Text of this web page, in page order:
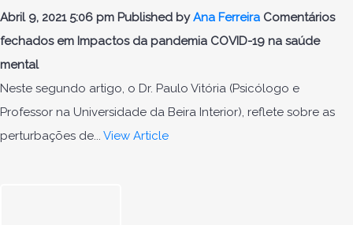
Abril 9, 2021 5:06 pm Published byAna Ferreira Comentários
fechadosem Impactos da pandemia COVID-19 na saúde
mental
Neste segundo artigo, o Dr. Paulo Vitória (Psicólogo e
Professor na Universidade da Beira Interior), reflete sobre as
perturbações de... View Article